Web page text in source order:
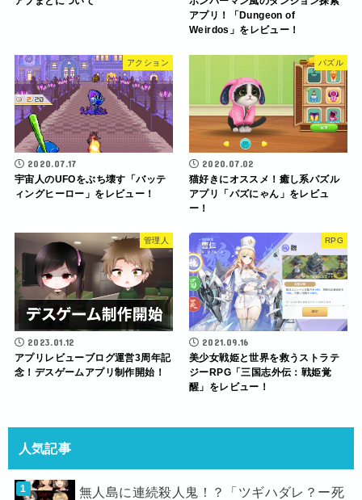
アプリ！「Dungeon of
Weirdos」をレビュー！
アクション
2020.07.17
宇宙人のUFOをぶち壊す「バッテ
ィングヒーロー」をレビュー！
パズル
2020.07.02
猫好きにオススメ！癒し系パズル
アプリ「パズにゃん」をレビュ
ー！
管理人
2023.01.12
アプリレビューブログ運営3周年記
念！デスゲームアプリ制作開始！
RPG
2021.09.16
美少女戦姫と世界を救うストラテ
ジーRPG「三国志外伝：戦姫覚
醒」をレビュー！
人気記事
無人島に連続殺人鬼！？「ツギハダレ？ー死